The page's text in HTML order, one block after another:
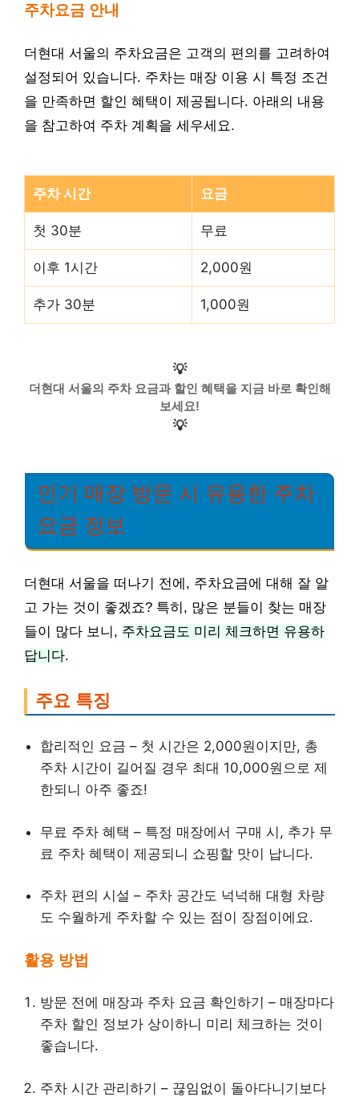
주차요금 안내
더현대 서울의 주차요금은 고객의 편의를 고려하여
설정되어 있습니다. 주차는 매장 이용 시 특정 조건
을 만족하면 할인 혜택이 제공됩니다. 아래의 내용
을 참고하여 주차 계획을 세우세요.
주차 시간 요금
첫 30분 무료
이후 1시간 2,000원
추가 30분 1,000원
💡
더현대 서울의 주차 요금과 할인 혜택을 지금 바로 확인해
보세요!
💡
인기 매장 방문 시 유용한 주차
요금 정보
더현대 서울을 떠나기 전에, 주차요금에 대해 잘 알
고 가는 것이 좋겠죠? 특히, 많은 분들이 찾는 매장
들이 많다 보니, 주차요금도 미리 체크하면 유용하
답니다.
주요 특징
합리적인 요금 – 첫 시간은 2,000원이지만, 총
주차 시간이 길어질 경우 최대 10,000원으로 제
한되니 아주 좋죠!
무료 주차 혜택 – 특정 매장에서 구매 시, 추가 무
료 주차 혜택이 제공되니 쇼핑할 맛이 납니다.
주차 편의 시설 – 주차 공간도 넉넉해 대형 차량
도 수월하게 주차할 수 있는 점이 장점이에요.
활용 방법
방문 전에 매장과 주차 요금 확인하기 – 매장마다
주차 할인 정보가 상이하니 미리 체크하는 것이
좋습니다.
주차 시간 관리하기 – 끊임없이 돌아다니기보다